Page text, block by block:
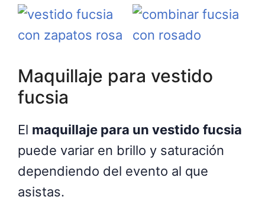
Maquillaje para vestido
fucsia
El maquillaje para un vestido fucsia
puede variar en brillo y saturación
dependiendo del evento al que
asistas.